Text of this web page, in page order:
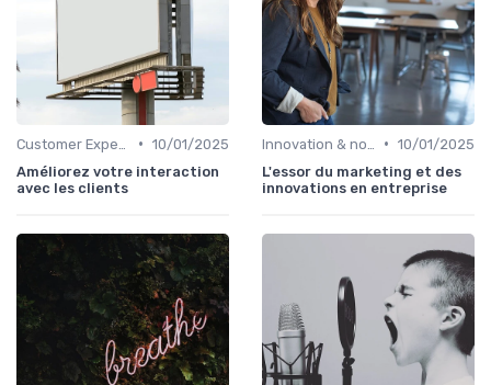
• 10/01/2025
Améliorez votre interaction
avec les clients
• 10/01/2025
L'essor du marketing et des
innovations en entreprise